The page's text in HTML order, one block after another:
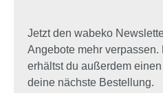
Jetzt den wabeko
Angebote mehr
erhältst du außerdem
deine nächste Bestellung.